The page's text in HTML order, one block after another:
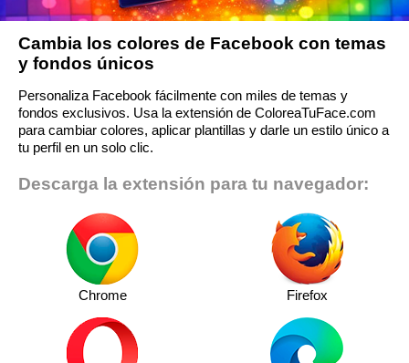
Cambia los colores de Facebook con temas
y fondos únicos
Personaliza Facebook fácilmente con miles de temas y
fondos exclusivos. Usa la extensión de ColoreaTuFace.com
para cambiar colores, aplicar plantillas y darle un estilo único a
tu perfil en un solo clic.
Descarga la extensión para tu navegador:
Chrome Firefox